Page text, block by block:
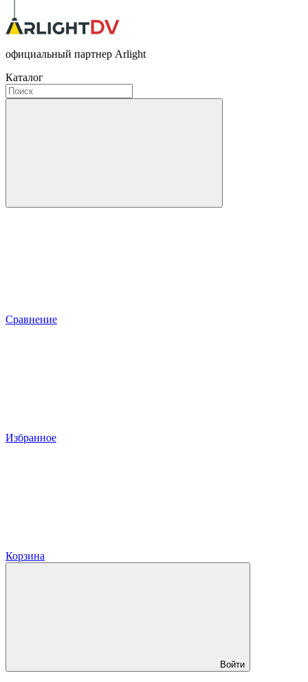
официальный партнер Arlight
Каталог
Сравнение
Избранное
Корзина
Войти